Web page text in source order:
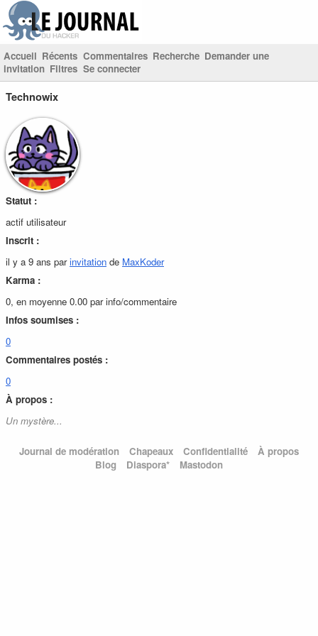
Accueil Récents Commentaires Recherche Demander une
invitation Filtres Se connecter
Technowix
Statut :
actif utilisateur
Inscrit :
il y a 9 ans parinvitation de MaxKoder
Karma :
0, en moyenne 0.00 par info/commentaire
Infos soumises :
0
Commentaires postés :
0
À propos :
Un mystère...
Journal de modération Chapeaux Confidentialité
À propos
Blog
Diaspora* Mastodon